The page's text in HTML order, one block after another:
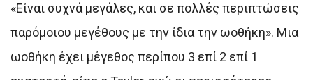
«Είναι συχνά μεγάλες, και σε πολλές περιπτώσεις
παρόμοιου μεγέθους με την ίδια την ωοθήκη». Μια
ωοθήκη έχει μέγεθος περίπου 3 επί 2 επί 1